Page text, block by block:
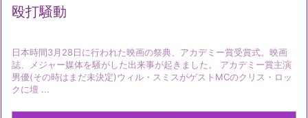
殴打騒動
日本時間3月28日に行われた映画の祭典、アカデミー賞受賞式。映画
誌、メジャー媒体を騒がした出来事が起きました。 アカデミー賞主演
男優(その時はまだ未決定)ウィル・スミスがゲストMCのクリス・ロッ
クに壇 ...